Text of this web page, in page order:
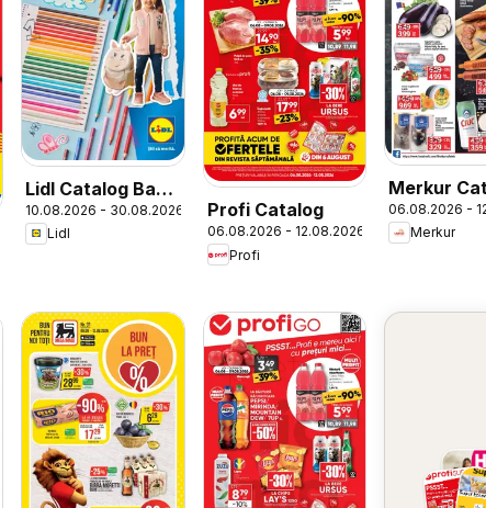
Lidl Catalog Back
to School
10.08.2026 - 30.08.2026
Lidl
Profi Catalog
06.08.2026 - 12.08.2026
Profi
Merkur
06.08.2026 -
Merkur